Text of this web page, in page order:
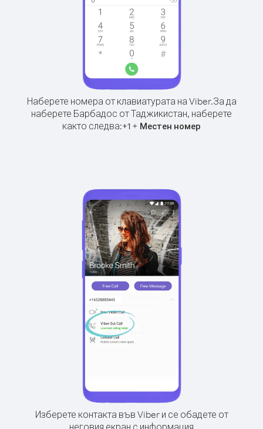
Наберете номера от клавиатурата на Viber.За да
наберете Барбадос от Таджикистан, наберете
както следва:+1 + Местен номер
Изберете контакта във Viber и се обадете от
неговия екран с информация